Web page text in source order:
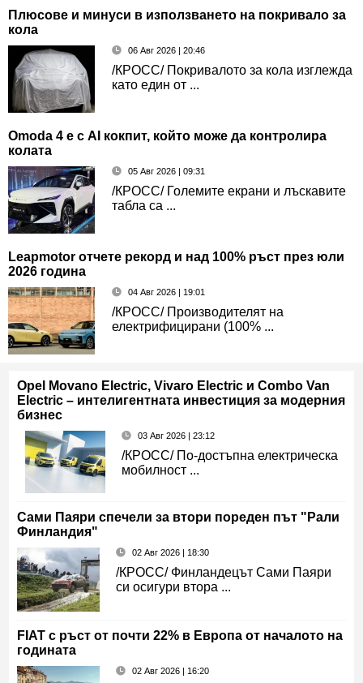
Плюсове и минуси в използването на покривало за
кола
06 Авг 2026 | 20:46
/КРОСС/ Покривалото за кола изглежда
като един от ...
Omoda 4 е с AI кокпит, който може да контролира
колата
05 Авг 2026 | 09:31
/КРОСС/ Големите екрани и лъскавите
табла са ...
Leapmotor отчете рекорд и над 100% ръст през юли
2026 година
04 Авг 2026 | 19:01
/КРОСС/ Производителят на
електрифицирани (100% ...
Opel Movano Electric, Vivaro Electric и Combo Van
Electric – интелигентната инвестиция за модерния
бизнес
03 Авг 2026 | 23:12
/КРОСС/ По-достъпна електрическа
мобилност ...
Сами Паяри спечели за втори пореден път "Рали
Финландия"
02 Авг 2026 | 18:30
/КРОСС/ Финландецът Сами Паяри
си осигури втора ...
FIAT с ръст от почти 22% в Европа от началото на
годината
02 Авг 2026 | 16:20